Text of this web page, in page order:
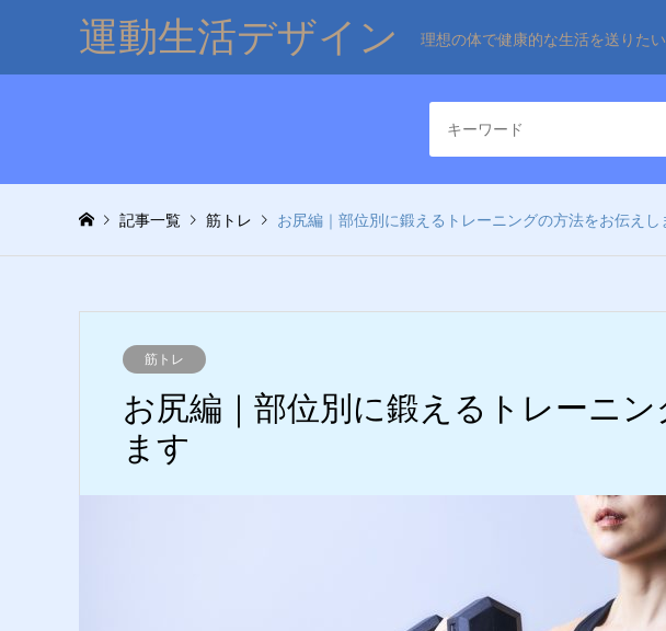
運動生活デザイン 理想の体で健康的な生活を送りた
記事一覧 筋トレ お尻編｜部位別に鍛えるトレーニングの方法をお伝えし
筋トレ
お尻編｜部位別に鍛えるトレーニ
ます